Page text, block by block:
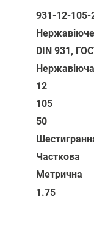
931-12-105-
DIN 931,
12
105
50
Часткова
Метрична
1.75